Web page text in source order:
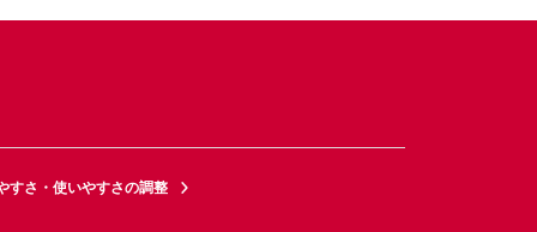
すさ・使いやすさの調整